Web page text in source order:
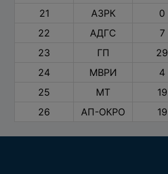
21 АЗРК 0
22
АДГС 7
23
ГП 29
24
МВРИ 4
25
МТ 19
26
АП-ОКРО 19